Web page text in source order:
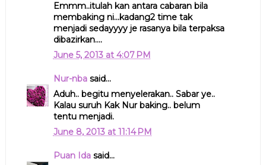
Emmm..itulah kan antara cabaran bila
membaking ni...kadang2 time tak
menjadi sedayyyy je rasanya bila terpaksa
dibazirkan....
June 5, 2013 at 4:07 PM
Nur-nbasaid...
Aduh.. begitu menyelerakan.. Sabar ye..
Kalau suruh Kak Nur baking.. belum
tentu menjadi.
June 8, 2013 at 11:14 PM
Puan Idasaid...